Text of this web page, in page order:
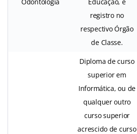
registro no
respectivo Órgão
de Classe.
Diploma de curso
superior em
Informática, ou de
qualquer outro
curso superior
acrescido de curso